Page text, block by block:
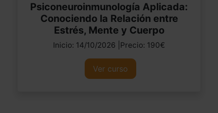
Psiconeuroinmunología Aplicada:
Conociendo la Relación entre
Estrés, Mente y Cuerpo
Inicio: 14/10/2026 |Precio: 190€
Ver curso